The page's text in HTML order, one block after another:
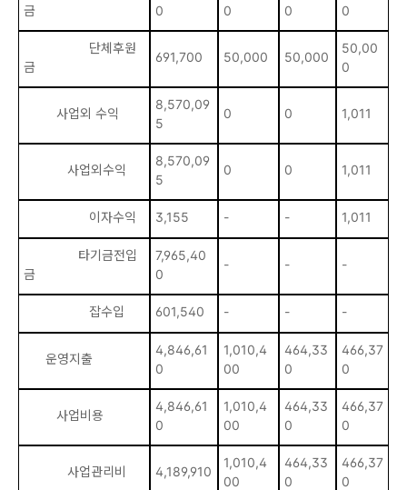
금
0
0
0
0
단체후원
금
691,700 50,000 50,000
50,00
0
사업외 수익
8,570,09
5
0 0 1,011
사업외수익
8,570,09
5
0 0 1,011
이자수익 3,155 - - 1,011
타기금전입
금
7,965,40
0
- - -
잡수입 601,540 - - -
운영지출
4,846,61
0
1,010,4
00
464,33
0
466,37
0
사업비용
4,846,61
0
1,010,4
00
464,33
0
466,37
0
사업관리비 4,189,910
1,010,4
00
464,33
0
466,37
0